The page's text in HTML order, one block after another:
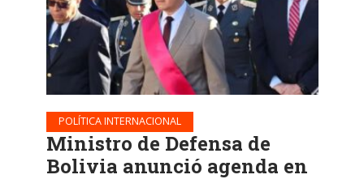
POLÍTICA INTERNACIONAL
Ministro de Defensa de
Bolivia anunció agenda en